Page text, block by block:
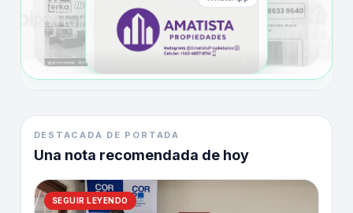
DESTACADA DE PORTADA
Una nota recomendada de hoy
SEGUIR LEYENDO